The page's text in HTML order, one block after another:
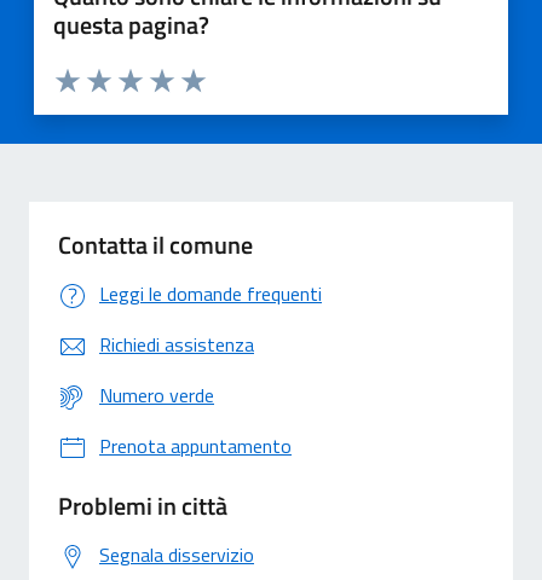
questa pagina?
Valuta 5 stelle su 5
Valuta 4 stelle su 5
Valuta 3 stelle su 5
Valuta 2 stelle su 5
Valuta 1 stelle su 5
Contatta il comune
Leggi le domande frequenti
Richiedi assistenza
Numero verde
Prenota appuntamento
Problemi in città
Segnala disservizio